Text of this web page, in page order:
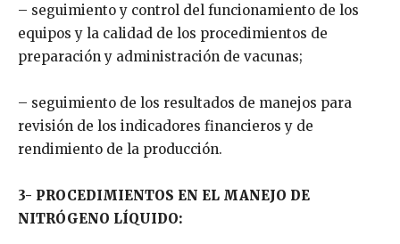
– seguimiento y control del funcionamiento de los
equipos y la calidad de los procedimientos de
preparación y administración de vacunas;
– seguimiento de los resultados de manejos para
revisión de los indicadores financieros y de
rendimiento de la producción.
3- PROCEDIMIENTOS EN EL MANEJO DE
NITRÓGENO LÍQUIDO: